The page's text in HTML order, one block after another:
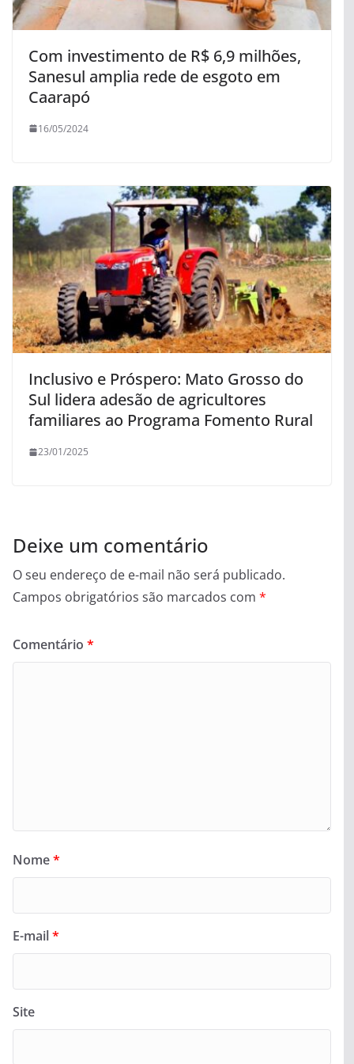
Com investimento de R$ 6,9 milhões,
Sanesul amplia rede de esgoto em
Caarapó
16/05/2024
Inclusivo e Próspero: Mato Grosso do
Sul lidera adesão de agricultores
familiares ao Programa Fomento Rural
23/01/2025
Deixe um comentário
O seu endereço de e-mail não será publicado.
Campos obrigatórios são marcados com *
Comentário *
Nome*
E-mail*
Site